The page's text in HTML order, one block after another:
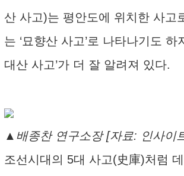
산 사고)는 평안도에 위치한 사고
는 ‘묘향산 사고’로 나타나기도 하
대산 사고’가 더 잘 알려져 있다.
▲배종찬 연구소장 [자료: 인사이
조선시대의 5대 사고(史庫)처럼